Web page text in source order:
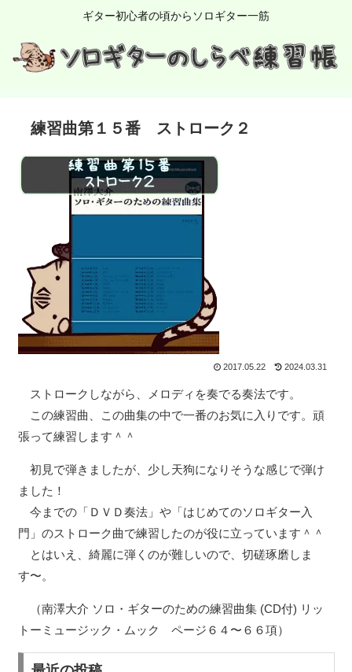
ギター初心者の頃からソロギター一筋
練習曲第１５番 ストローク２
2017.05.22 2024.03.31
ストロークしながら、メロディを奏でる奏法です。
この練習曲、この曲集の中で一番のお気に入りです。頑
張って練習します＾＾
初見で弾きましたが、少し天狗になりそうな感じで弾け
ました！
今までの「ＤＶＤ奏法」や「はじめてのソロギター入
門」のストローク曲で練習したのが役に立っています＾＾
とはいえ、綺麗に弾くのが難しいので、切磋琢磨しま
す〜。
（南澤大介 ソロ・ギターのための練習曲集 (CD付) リッ
トーミュージック・ムック ページ６４〜６６項）